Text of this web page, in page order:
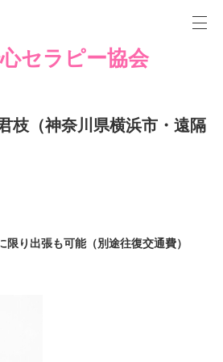
セラピー協会
枝（神奈川県横浜市・遠隔
出張も可能（別途往復交通費）